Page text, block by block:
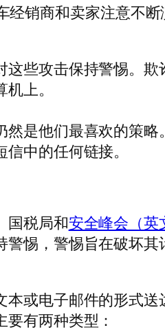
经销商和卖家注意不
些攻击保持警惕。
上。
是他们最喜欢的策
中的任何链接。
国税局和安全峰会（英
警惕，警惕旨在破坏
或电子邮件的形式
有两种类型：